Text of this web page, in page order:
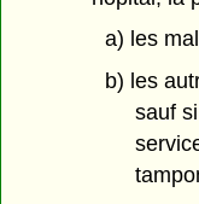
a) les
b) les
sauf